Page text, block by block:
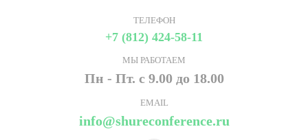
ТЕЛЕФОН
+7 (812) 424-58-11
МЫ РАБОТАЕМ
Пн - Пт. с 9.00 до 18.00
EMAIL
info@shureconference.ru